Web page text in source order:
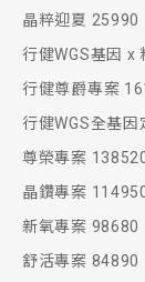
晶粹迎夏 25990
行健WGS基因 x
行健尊爵專案
行健WGS全基
尊榮專案
晶鑽專案
新氧專案 98680
舒活專案 84890